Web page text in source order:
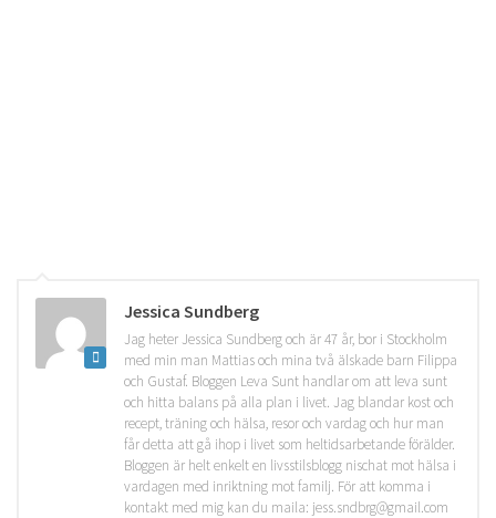
Jessica Sundberg
Jag heter Jessica Sundberg och är 47 år, bor i Stockholm
med min man Mattias och mina två älskade barn Filippa
och Gustaf. Bloggen Leva Sunt handlar om att leva sunt
och hitta balans på alla plan i livet. Jag blandar kost och
recept, träning och hälsa, resor och vardag och hur man
får detta att gå ihop i livet som heltidsarbetande förälder.
Bloggen är helt enkelt en livsstilsblogg nischat mot hälsa i
vardagen med inriktning mot familj. För att komma i
kontakt med mig kan du maila: jess.sndbrg@gmail.com